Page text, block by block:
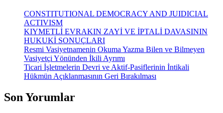
CONSTITUTIONAL DEMOCRACY AND JUIDICIAL
ACTIVISM
KIYMETLİ EVRAKIN ZAYİ VE İPTALİ DAVASININ
HUKUKİ SONUÇLARI
Resmi Vasiyetnamenin Okuma Yazma Bilen ve Bilmeyen
Vasiyetçi Yönünden İkili Ayrımı
Ticari İşletmelerin Devri ve Aktif-Pasiflerinin İntikali
Hükmün Açıklanmasının Geri Bırakılması
Son Yorumlar